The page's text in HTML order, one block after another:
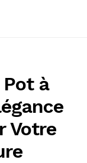
à
Votre